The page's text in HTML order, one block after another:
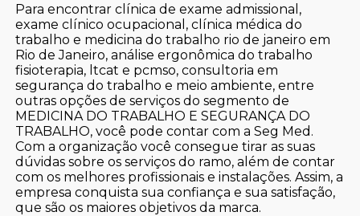
Para encontrar clínica de exame admissional,
exame clínico ocupacional, clínica médica do
trabalho e medicina do trabalho rio de janeiro em
Rio de Janeiro, análise ergonômica do trabalho
fisioterapia, ltcat e pcmso, consultoria em
segurança do trabalho e meio ambiente, entre
outras opções de serviços do segmento de
MEDICINA DO TRABALHO E SEGURANÇA DO
TRABALHO, você pode contar com a Seg Med.
Com a organização você consegue tirar as suas
dúvidas sobre os serviços do ramo, além de contar
com os melhores profissionais e instalações. Assim, a
empresa conquista sua confiança e sua satisfação,
que são os maiores objetivos da marca.